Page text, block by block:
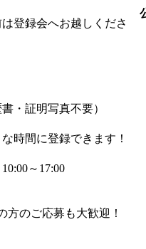
登録会へお越しくださ
・証明写真不要）
時間に登録できます！
～17:00
方のご応募も大歓迎！